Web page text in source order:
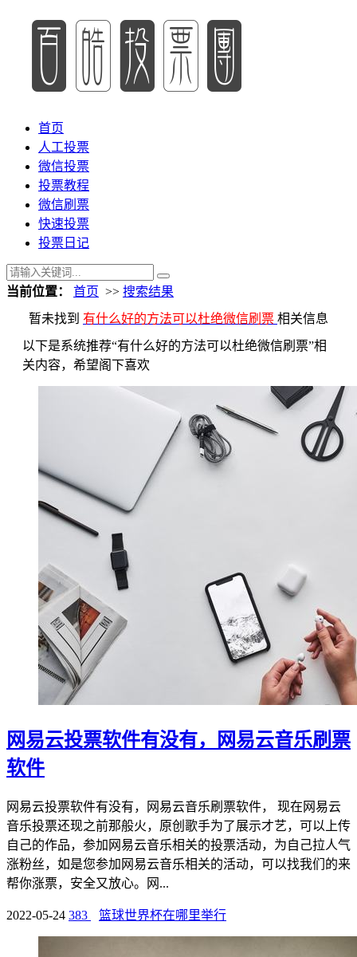
首页
人工投票
微信投票
投票教程
微信刷票
快速投票
投票日记
当前位置： 首页 >> 搜索结果
暂未找到 有什么好的方法可以杜绝微信刷票 相关信息
以下是系统推荐“有什么好的方法可以杜绝微信刷票”相
关内容，希望阁下喜欢
网易云投票软件有没有，网易云音乐刷票
软件
网易云投票软件有没有，网易云音乐刷票软件， 现在网易云
音乐投票还现之前那般火，原创歌手为了展示才艺，可以上传
自己的作品，参加网易云音乐相关的投票活动，为自己拉人气
涨粉丝，如是您参加网易云音乐相关的活动，可以找我们的来
帮你涨票，安全又放心。网...
2022-05-24 383 篮球世界杯在哪里举行